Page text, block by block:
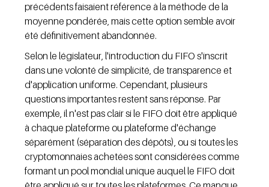
précédents faisaient référence à la méthode de la
moyenne pondérée, mais cette option semble avoir
été définitivement abandonnée.
Selon le législateur, l'introduction du FIFO s'inscrit
dans une volonté de simplicité, de transparence et
d'application uniforme. Cependant, plusieurs
questions importantes restent sans réponse. Par
exemple, il n'est pas clair si le FIFO doit être appliqué
à chaque plateforme ou plateforme d'échange
séparément (séparation des dépôts), ou si toutes les
cryptomonnaies achetées sont considérées comme
formant un pool mondial unique auquel le FIFO doit